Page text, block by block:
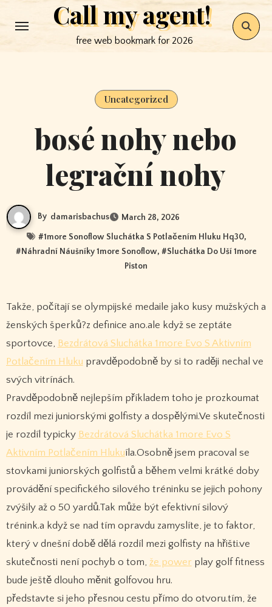
to
Call my agent!
free web bookmark for 2026
Uncategorized
bosé nohy nebo
legrační nohy
By damarisbachus March 28, 2026
#1more Sonoflow Sluchátka S Potlačením Hluku Hq30,
#Náhradní Náušníky 1more Sonoflow, #Sluchátka Do Uší 1more
Piston
Takže, počítají se olympijské medaile jako kusy mužských a
ženských šperků?z definice ano.ale když se zeptáte
sportovce, Bezdrátová Sluchátka 1more Evo S Aktivním
Potlačením Hluku pravděpodobně by si to raději nechal ve
svých vitrínách.
Pravděpodobně nejlepším příkladem toho je prozkoumat
rozdíl mezi juniorskými golfisty a dospělými.Ve skutečnosti
je rozdíl typicky Bezdrátová Sluchátka 1more Evo S
Aktivním Potlačením Hlukuíla.Osobně jsem pracoval se
stovkami juniorských golfistů a během velmi krátké doby
provádění specifického silového tréninku se jejich pohony
zvýšily až o 50 yardů.Tak může být efektivní silový
trénink.a když se nad tím opravdu zamyslíte, je to faktor,
který v dnešní době dělá rozdíl mezi golfisty na hřišti.ve
skutečnosti není pochyb o tom, že powerplay golf fitness
bude ještě dlouho měnit golfovou hru.
představte si jeho přesnou cestu přímo do otvoru.tím, že